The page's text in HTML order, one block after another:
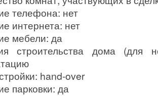
телефона: нет
интернета: нет
мебели: да
строительства дома (для
hand-over
парковки: да